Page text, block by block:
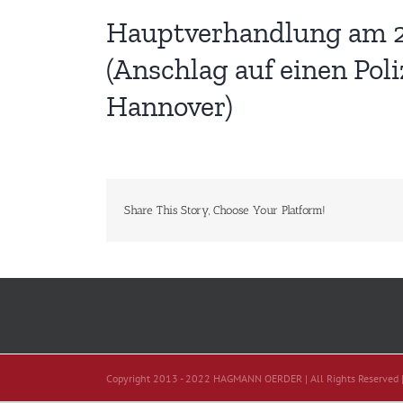
Hauptverhandlung am
(Anschlag auf einen
Hannover)
Share This Story, Choose Your Platform!
Copyright 2013 - 2022 HAGMANN OERDER | All Rights Reserved |